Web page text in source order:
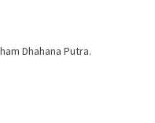
Dhahana Putra.